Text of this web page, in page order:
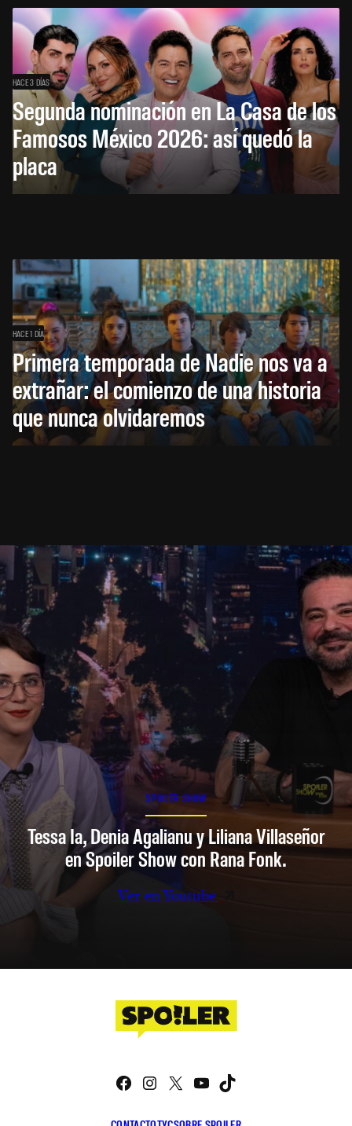
HACE 3 DÍAS
Segunda nominación en La Casa de los
Famosos México 2026: así quedó la
placa
HACE 1 DÍA
Primera temporada de Nadie nos va a
extrañar: el comienzo de una historia
que nunca olvidaremos
SPOILER SHOW
Tessa Ia, Denia Agalianu y Liliana Villaseñor
en Spoiler Show con Rana Fonk.
Ver en Youtube
Facebook
Instagram
X YouTube